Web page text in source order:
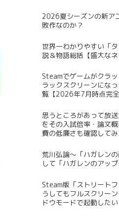
2026夏シーズンの新ア
敗作なのか？
世界一わかりやすい「
説＆物語総括【盛大なネ
Steamでゲームがクラ
ラックスクリーンにな
覧【2026年7月時点完全
思うところがあって放
をその入試倍率・論文
費の低廉さも確認して
荒川弘論～「ハガレン
して「ハガレンのアップ
Steam版「ストリート
うしてもフルスクリー
ドウモードで起動したい